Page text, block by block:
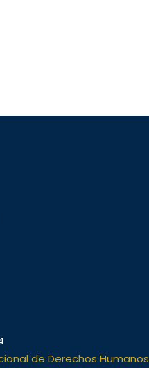
de Derechos Humanos